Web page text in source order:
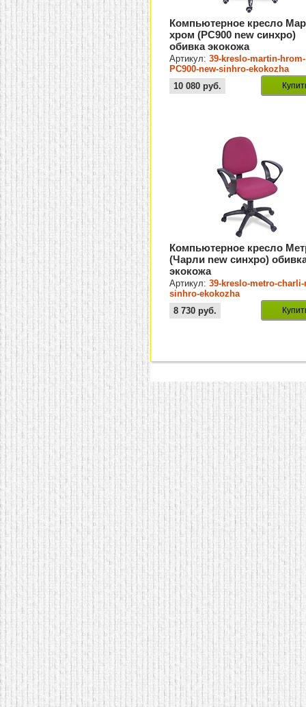
Компьютерное кресло
хром (PC900 new синхро)
обивка экокожа
Артикул:39-kreslo-martin-hrom-
PC900-new-sinhro-ekokozha
10 080 руб.
Компьютерное кресло
(Чарли new синхро)
экокожа
Артикул:39-kreslo-metro-charli-
sinhro-ekokozha
8 730 руб.